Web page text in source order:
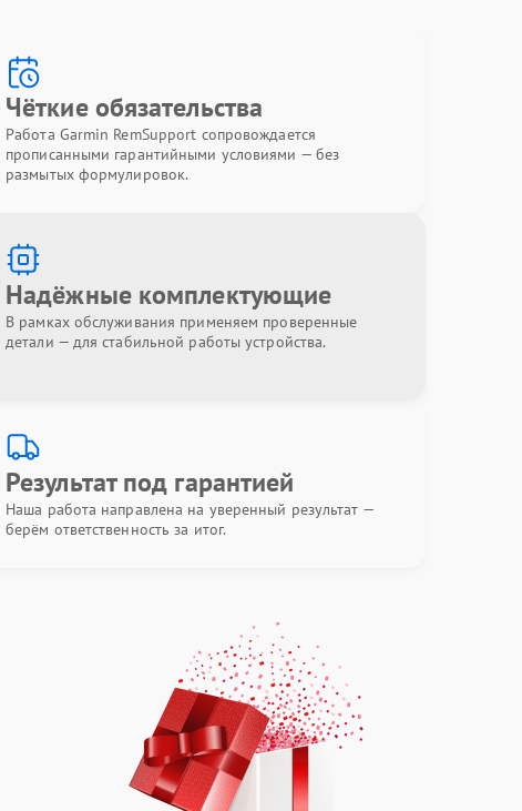
Чёткие обязательства
Работа Garmin RemSupport сопровождается
прописанными гарантийными условиями — без
размытых формулировок.
Надёжные комплектующие
В рамках обслуживания применяем проверенные
детали — для стабильной работы устройства.
Результат под гарантией
Наша работа направлена на уверенный результат —
берём ответственность за итог.